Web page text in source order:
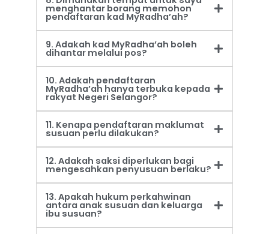
menghantar borang memohon
pendaftaran kad MyRadha’ah?
9. Adakah kad MyRadha’ah boleh
dihantar melalui pos?
10. Adakah pendaftaran
MyRadha’ah hanya terbuka kepada
rakyat Negeri Selangor?
11. Kenapa pendaftaran maklumat
susuan perlu dilakukan?
12. Adakah saksi diperlukan bagi
mengesahkan penyusuan berlaku?
13. Apakah hukum perkahwinan
antara anak susuan dan keluarga
ibu susuan?